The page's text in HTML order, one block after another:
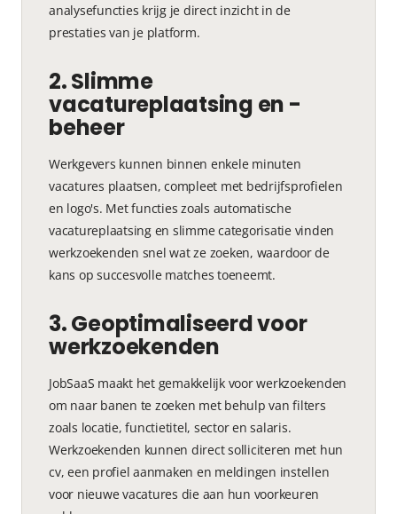
analysefuncties krijg je direct inzicht in de
prestaties van je platform.
2. Slimme
vacatureplaatsing en -
beheer
Werkgevers kunnen binnen enkele minuten
vacatures plaatsen, compleet met bedrijfsprofielen
en logo's. Met functies zoals automatische
vacatureplaatsing en slimme categorisatie vinden
werkzoekenden snel wat ze zoeken, waardoor de
kans op succesvolle matches toeneemt.
3. Geoptimaliseerd voor
werkzoekenden
JobSaaS maakt het gemakkelijk voor werkzoekenden
om naar banen te zoeken met behulp van filters
zoals locatie, functietitel, sector en salaris.
Werkzoekenden kunnen direct solliciteren met hun
cv, een profiel aanmaken en meldingen instellen
voor nieuwe vacatures die aan hun voorkeuren